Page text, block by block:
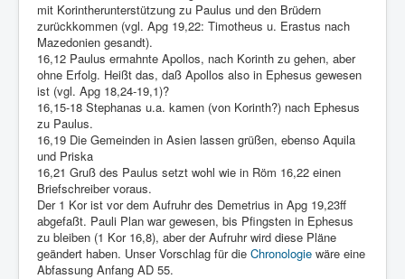
mit Korintherunterstützung zu Paulus und den Brüdern
zurückkommen (vgl. Apg 19,22: Timotheus u. Erastus nach
Mazedonien gesandt).
16,12 Paulus ermahnte Apollos, nach Korinth zu gehen, aber
ohne Erfolg. Heißt das, daß Apollos also in Ephesus gewesen
ist (vgl. Apg 18,24-19,1)?
16,15-18 Stephanas u.a. kamen (von Korinth?) nach Ephesus
zu Paulus.
16,19 Die Gemeinden in Asien lassen grüßen, ebenso Aquila
und Priska
16,21 Gruß des Paulus setzt wohl wie in Röm 16,22 einen
Briefschreiber voraus.
Der 1 Kor ist vor dem Aufruhr des Demetrius in Apg 19,23ff
abgefaßt. Pauli Plan war gewesen, bis Pfingsten in Ephesus
zu bleiben (1 Kor 16,8), aber der Aufruhr wird diese Pläne
geändert haben. Unser Vorschlag für die Chronologie wäre eine
Abfassung Anfang AD 55.